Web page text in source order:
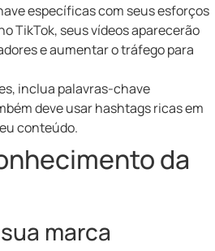
específicas com seus esforços
TikTok, seus vídeos aparecerão
e aumentar o tráfego para
inclua palavras-chave
deve usar hashtags ricas em
conteúdo.
da
marca